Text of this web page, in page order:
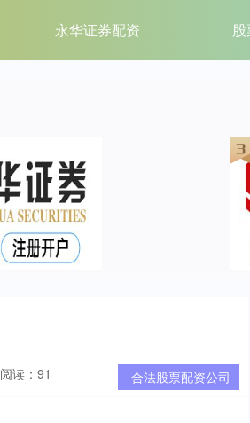
永华证券配资
合法股票配资公司
阅读：91